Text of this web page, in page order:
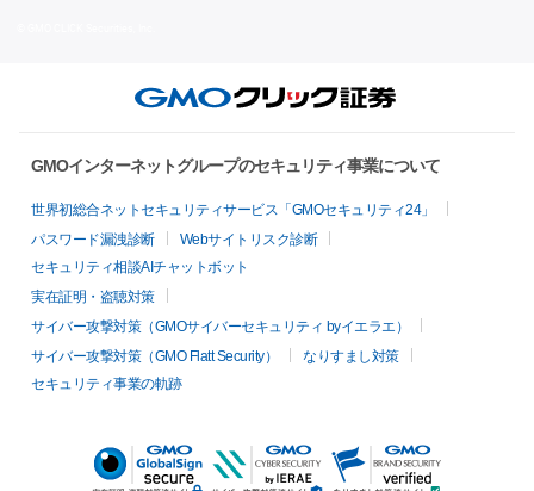
GMOインターネットグループのセキュリティ事業について
世界初総合ネットセキュリティサービス「GMOセキュリティ24」
パスワード漏洩診断
Webサイトリスク診断
セキュリティ相談AIチャットボット
実在証明・盗聴対策
サイバー攻撃対策（GMOサイバーセキュリティ byイエラエ）
サイバー攻撃対策（GMO Flatt Security）
なりすまし対策
セキュリティ事業の軌跡